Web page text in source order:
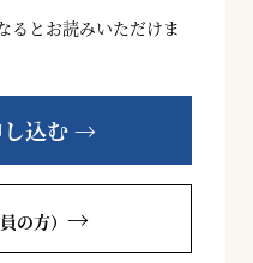
るとお読みいただけま
し込む →
の方） →